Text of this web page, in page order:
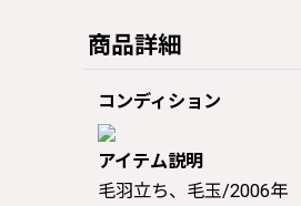
商品詳細
コンディション
アイテム説明
毛羽立ち、毛玉/2006